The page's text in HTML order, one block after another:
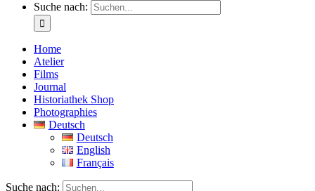
Suche nach:
Home
Atelier
Films
Journal
Historiathek Shop
Photographies
Deutsch
Deutsch
English
Français
Suche nach: